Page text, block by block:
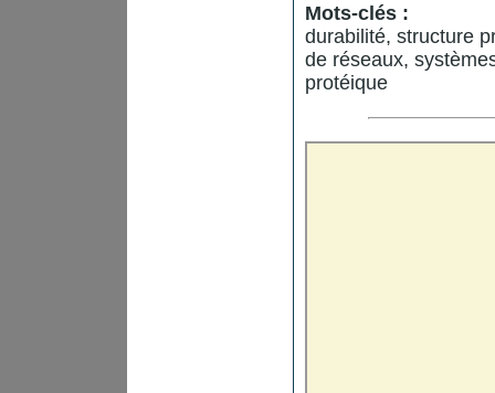
Mots-clés :
durabilité, structure
de réseaux,
protéique